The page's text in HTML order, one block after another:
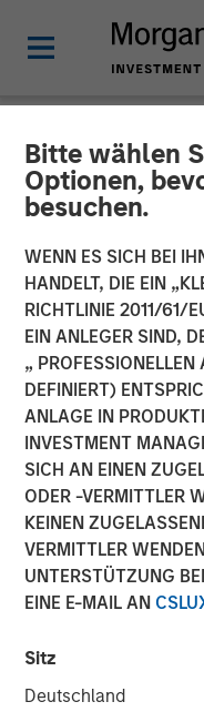
Bitte wählen
Optionen,
besuchen.
WENN ES SICH BEI
HANDELT, DIE EIN
RICHTLINIE 2011/61/
EIN ANLEGER SIND,
„
DEFINIERT)
ANLAGE IN
INVESTMENT
SICH AN EINEN
ODER -VERMITTLER
KEINEN
VERMITTLER
UNTERSTÜTZUNG
EINE E-MAIL AN
Sitz
Deutschland
GLOBAL FIXED
Video:
Shock
27 MAI 2026